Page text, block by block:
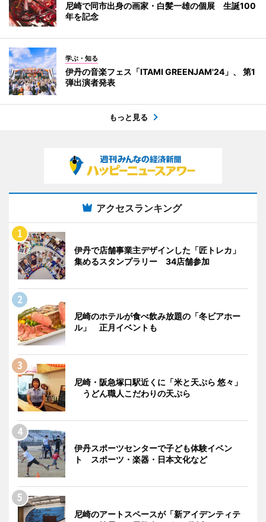
尼崎で同市出身の画家・白髪一雄の個展 生誕100
年を記念
学ぶ・知る
伊丹の音楽フェス「ITAMI GREENJAM'24」、 第1
弾出演者発表
もっと見る
アクセスランキング
伊丹で店舗事業主デザインした「匠トレカ」
集めるスタンプラリー 34店舗参加
尼崎のホテルが食べ飲み放題の「冬ビアホー
ル」 正月イベントも
尼崎・阪急塚口駅近くに「米と天ぷら 悠々」
うどん職人こだわりの天ぷら
伊丹スポーツセンターで子ども体験イベン
ト スポーツ・楽器・日本文化など
尼崎のアートスペースが「新アイデンティテ